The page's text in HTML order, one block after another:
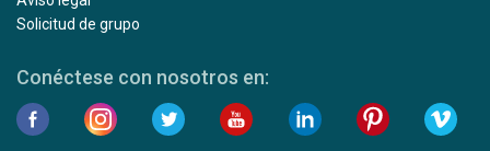
Solicitud de grupo
Conéctese con nosotros en: